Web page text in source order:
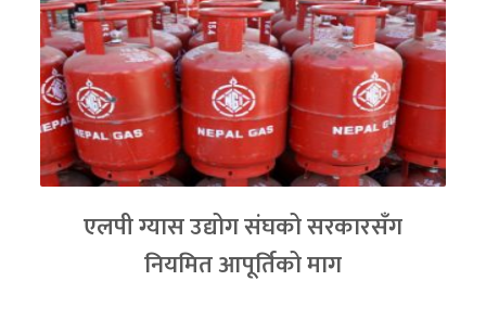
एलपी ग्यास उद्योग संघको सरकारसँग
नियमित आपूर्तिको माग